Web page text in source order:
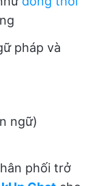
pháp và
ngữ)
phối trở